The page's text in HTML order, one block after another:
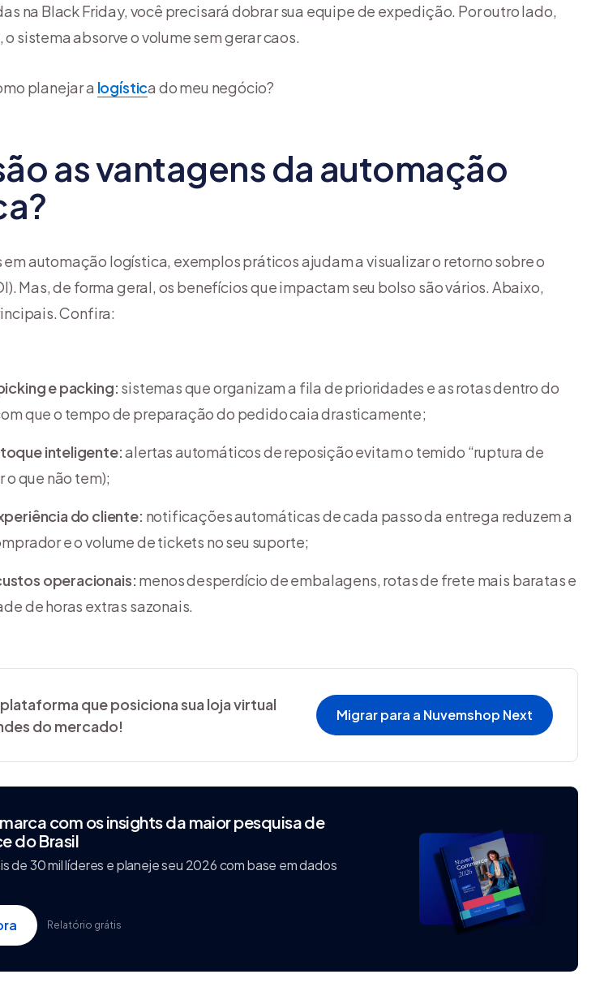
na Black Friday, você precisará dobrar sua equipe de expedição. Por outro lado,
sistema absorve o volume sem gerar caos.
planejar a logística do meu negócio?
as vantagens da automação
automação logística, exemplos práticos ajudam a visualizar o retorno sobre o
Mas, de forma geral, os benefícios que impactam seu bolso são vários. Abaixo,
Confira:
e packing: sistemas que organizam a fila de prioridades e as rotas dentro do
que o tempo de preparação do pedido caia drasticamente;
inteligente:alertas automáticos de reposição evitam o temido “ruptura de
o que não tem);
do cliente: notificações automáticas de cada passo da entrega reduzem a
e o volume de tickets no seu suporte;
operacionais: menos desperdício de embalagens, rotas de frete mais baratas e
de horas extras sazonais.
que posiciona sua loja virtual
do mercado!
Migrar para a Nuvemshop Next
com os insights da maior pesquisa de
do Brasil
de 30 mil líderes e planeje seu 2026 com base em dados
Relatório grátis